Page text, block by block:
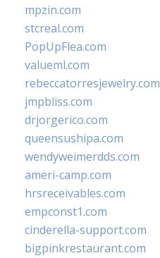
mpzin.com
stcreal.com
PopUpFlea.com
valueml.com
rebeccatorresjewelry.com
jmpbliss.com
drjorgerico.com
queensushipa.com
wendyweimerdds.com
ameri-camp.com
hrsreceivables.com
empconst1.com
cinderella-support.com
bigpinkrestaurant.com